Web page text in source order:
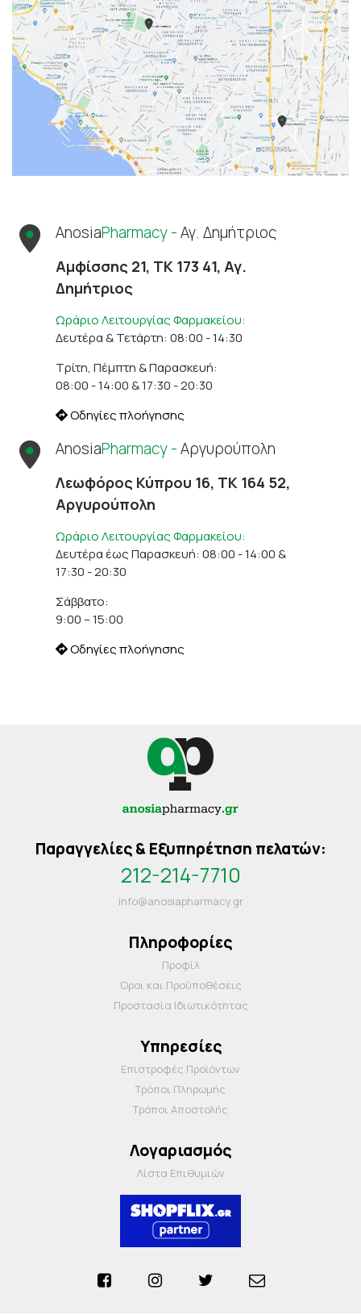
AnosiaPharmacy -Αγ. Δημήτριος
Αμφίσσης 21, ΤΚ 173 41, Αγ.
Δημήτριος
Ωράριο Λειτουργίας Φαρμακείου:
Δευτέρα & Τετάρτη: 08:00 - 14:30
Τρίτη, Πέμπτη & Παρασκευή:
08:00 - 14:00 & 17:30 - 20:30
Οδηγίες πλοήγησης
AnosiaPharmacy -Αργυρούπολη
Λεωφόρος Κύπρου 16, ΤΚ 164 52,
Αργυρούπολη
Ωράριο Λειτουργίας Φαρμακείου:
Δευτέρα έως Παρασκευή: 08:00 - 14:00 &
17:30 - 20:30
Σάββατο:
9:00 – 15:00
Οδηγίες πλοήγησης
Παραγγελίες & Εξυπηρέτηση πελατών:
212-214-7710
info@anosiapharmacy.gr
Πληροφορίες
Προφίλ
Όροι και Προΰποθέσεις
Προστασία Ιδιωτικότητας
Υπηρεσίες
Επιστροφές Προϊόντων
Τρόποι Πληρωμής
Τρόποι Αποστολής
Λογαριασμός
Λίστα Επιθυμιών